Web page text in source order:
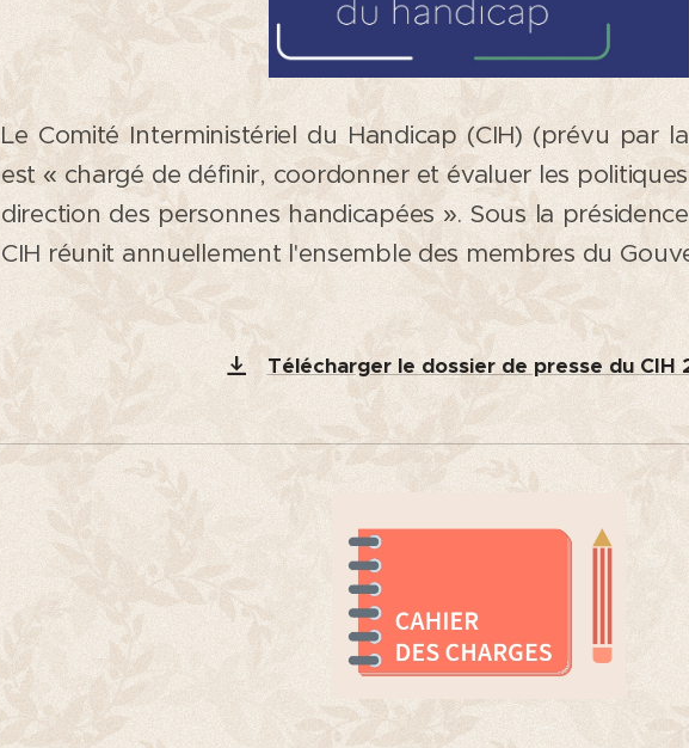
Le Comité Interministériel du Handicap (CIH) (prévu par
est « chargé de définir, coordonner et évaluer les
direction des personnes handicapées ». Sous la
CIH réunit annuellement l'ensemble des membres du
Télécharger le dossier de presse du CIH